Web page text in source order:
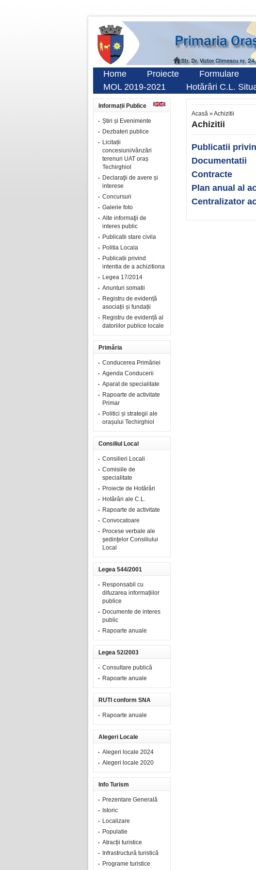
Home Proiecte Formulare
MOL 2019-2021
Hotărâri C.L.
Informații Publice
Știri și Evenimente
Dezbateri publice
Licitații
concesiuni/vânzări
terenuri UAT oraș
Techirghiol
Declaraţii de avere și
interese
Concursuri
Galerie foto
Alte informaţii de
interes public
Publicatii stare civila
Politia Locala
Publicatii privind
intentia de a achizitiona
Legea 17/2014
Anunturi somatii
Registru de evidență
asociații și fundații
Registru de evidență al
datoriilor publice locale
Primăria
Conducerea Primăriei
Agenda Conducerii
Aparat de specialitate
Rapoarte de activitate
Primar
Politici și strategii ale
orașului Techirghiol
Consiliul Local
Consilieri Locali
Comisiile de
specialitate
Proiecte de Hotărâri
Hotărâri ale C.L.
Rapoarte de activitate
Convocatoare
Procese verbale ale
şedinţelor Consiliului
Local
Legea 544/2001
Responsabil cu
difuzarea informațiilor
publice
Documente de interes
public
Rapoarte anuale
Legea 52/2003
Consultare publică
Rapoarte anuale
RUTI conform SNA
Rapoarte anuale
Alegeri Locale
Alegeri locale 2024
Alegeri locale 2020
Info Turism
Prezentare Generală
Istoric
Localizare
Populatie
Atracții turistice
Infrastructură turistică
Programe turistice
Acasă »Achizitii
Achizitii
Publicatii
Documentatii
Contracte
Plan anual al
Centralizator